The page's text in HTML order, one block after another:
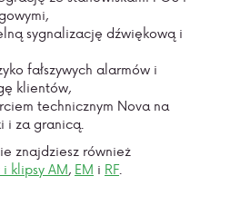
sygnalizację dźwiękową i
fałszywych alarmów i
klientów,
technicznym Nova na
i za granicą.
znajdziesz również
i klipsyAM, EM i RF.